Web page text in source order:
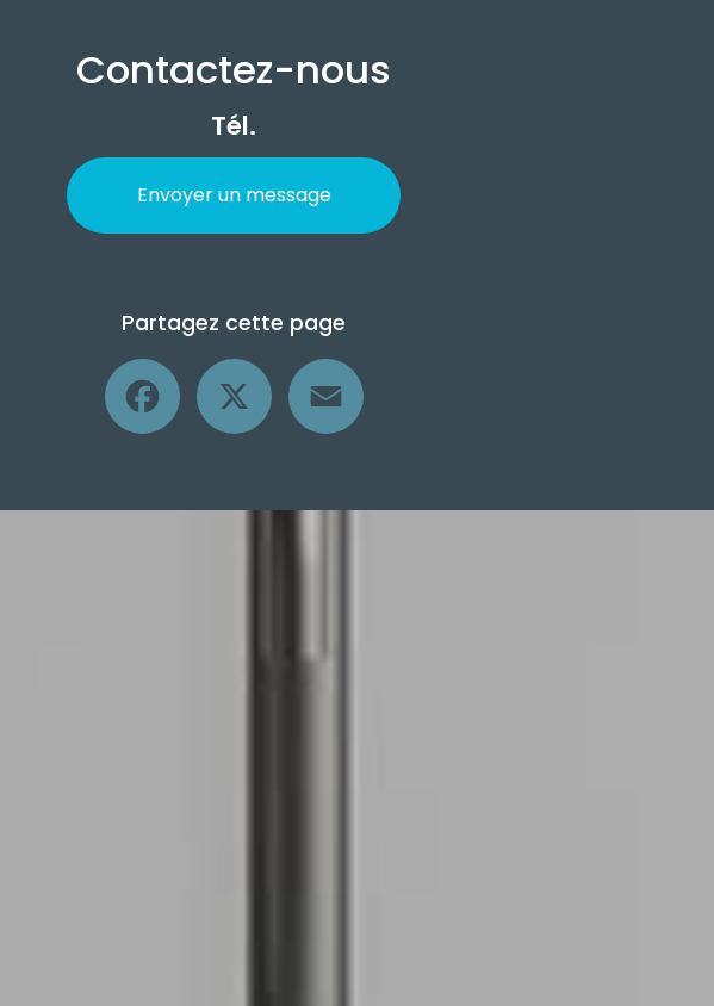
Contactez-nous
Tél.
Envoyer un message
Partagez cette page
Facebook